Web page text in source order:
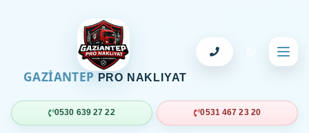
GAZİANTEP PRO NAKLIYAT
0530 639 27 22 0531 467 23 20